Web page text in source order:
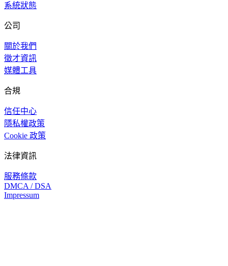
系統狀態
公司
關於我們
徵才資訊
媒體工具
合規
信任中心
隱私權政策
Cookie 政策
法律資訊
服務條款
DMCA / DSA
Impressum